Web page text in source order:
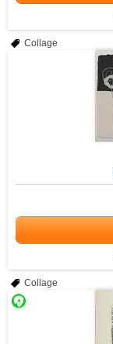
Collage
Collage